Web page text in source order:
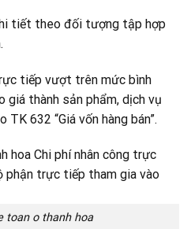
tiết theo đối tượng tập hợp
tiếp vượt trên mức bình
thành sản phẩm, dịch vụ
632 “Giá vốn hàng bán”.
toan o thanh hoa